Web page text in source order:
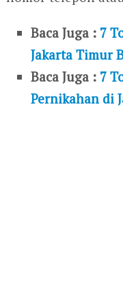
Baca Juga : 7
Jakarta Timur
Baca Juga : 7
Pernikahan di